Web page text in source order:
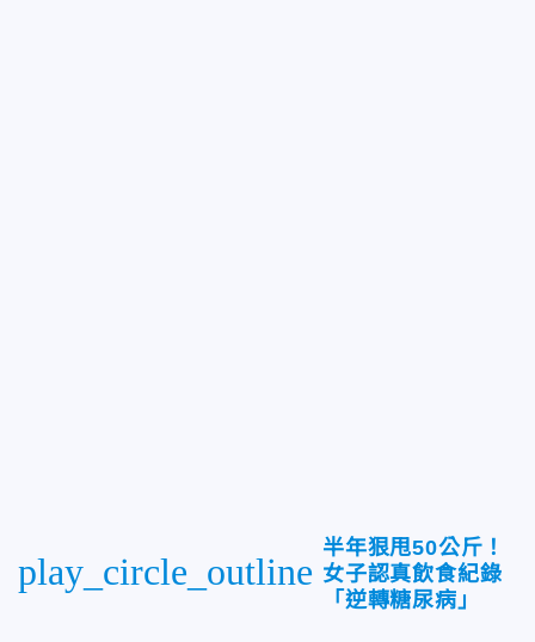
play_circle_outline
半年狠甩50公斤！
女子認真飲食紀錄
「逆轉糖尿病」